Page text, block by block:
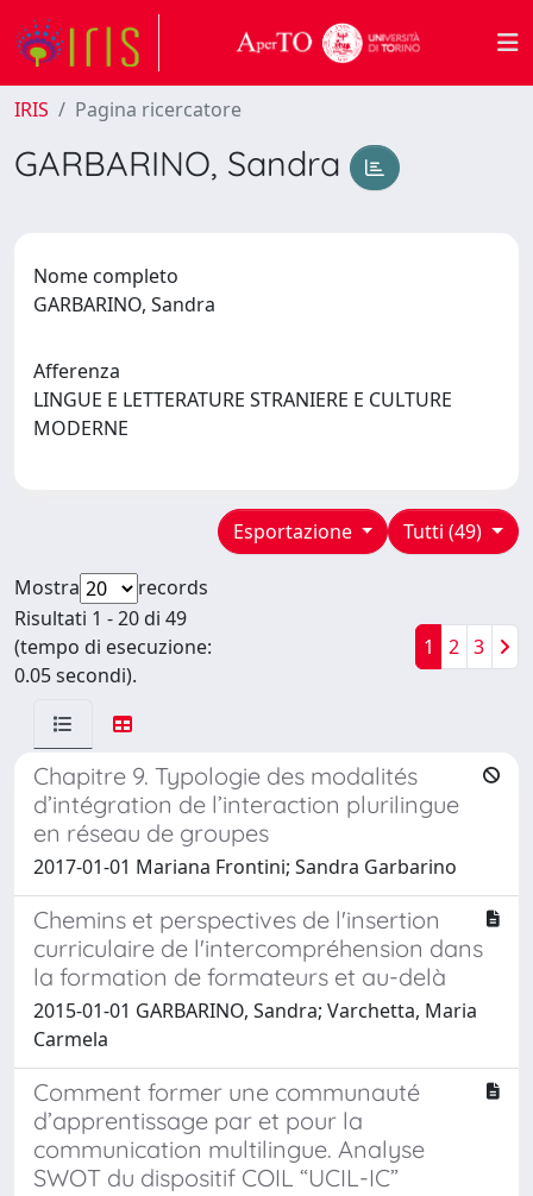
IRIS Pagina ricercatore
GARBARINO, Sandra
Nome completo
GARBARINO, Sandra
Afferenza
LINGUE E LETTERATURE STRANIERE E CULTURE
MODERNE
Tutti (49)
Esportazione
Mostra
records
Risultati 1 - 20 di 49
(tempo di esecuzione:
0.05 secondi).
1 2 3
Chapitre 9. Typologie des modalités
d’intégration de l’interaction plurilingue
en réseau de groupes
2017-01-01 Mariana Frontini; Sandra Garbarino
Chemins et perspectives de l'insertion
curriculaire de l'intercompréhension dans
la formation de formateurs et au-delà
2015-01-01 GARBARINO, Sandra; Varchetta, Maria
Carmela
Comment former une communauté
d’apprentissage par et pour la
communication multilingue. Analyse
SWOT du dispositif COIL “UCIL-IC”